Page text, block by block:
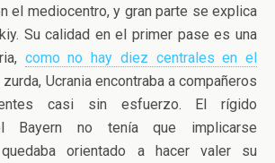
el mediocentro, y gran parte se explica
Su calidad en el primer pase es una
como no hay diez centrales en el
Ucrania encontraba a compañeros
casi sin esfuerzo. El rígido
Bayern no tenía que implicarse
orientado a hacer valer su